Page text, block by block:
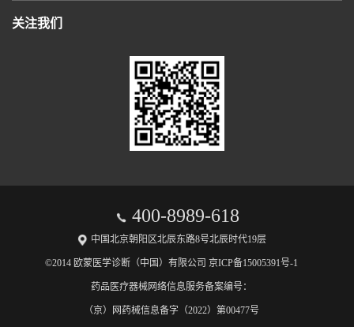
关注我们
400-8989-618
中国北京朝阳区北辰东路8号北辰时代19层
©2014 欧蒙医学诊断（中国）有限公司 京ICP备15005391号-1
药品医疗器械网络信息服务备案编号：
（京）网药械信息备字（2022）第00477号